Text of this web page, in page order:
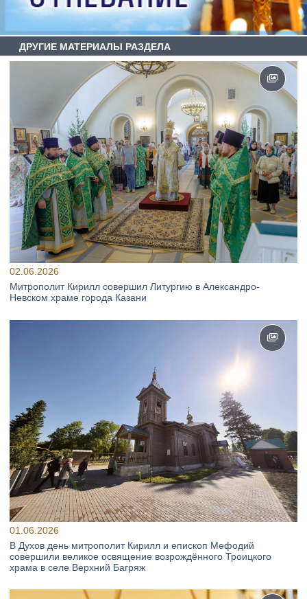
ДРУГИЕ МАТЕРИАЛЫ РАЗДЕЛА
02.06.2026
Митрополит Кирилл совершил Литургию в Александро-
Невском храме города Казани
01.06.2026
В Духов день митрополит Кирилл и епископ Мефодий
совершили великое освящение возрождённого Троицкого
храма в селе Верхний Багряж